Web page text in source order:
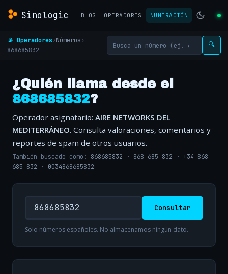
Sinologic BLOG OPERADORES NUMERACIÓN
📡 Operadores›Números›
868685832
🔍
¿Quién llama desde el
868685832?
Operador asignatario: AIRE NETWORKS DEL
MEDITERRÁNEO. Consulta valoraciones, comentarios y
reportes de spam de otros usuarios.
También buscado como: 868685832 · 868 685 832 · +34 868
685 832 · 0034868685832
Consultar
Solo números españoles. No almacenamos ningún dato.